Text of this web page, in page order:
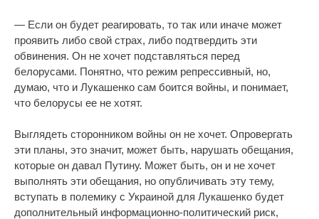
— Если он будет реагировать, то так или иначе может
проявить либо свой страх, либо подтвердить эти
обвинения. Он не хочет подставляться перед
белорусами. Понятно, что режим репрессивный, но,
думаю, что и Лукашенко сам боится войны, и понимает,
что белорусы ее не хотят.
Выглядеть сторонником войны он не хочет. Опровергать
эти планы, это значит, может быть, нарушать обещания,
которые он давал Путину. Может быть, он и не хочет
выполнять эти обещания, но опубличивать эту тему,
вступать в полемику с Украиной для Лукашенко будет
дополнительный информационно-политический риск,